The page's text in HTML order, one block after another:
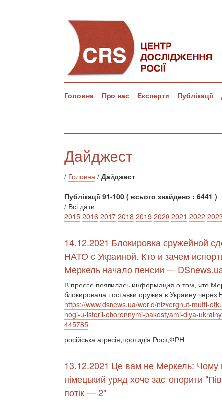
Головна Про нас Експерти Публікації
Дайджест
/ Головна / Дайджест
Публікації 91-100 ( всього знайдено : 6441 )
/ Всі дати
2015 2016 2017 2018 2019 2020 2021 2022
14.12.2021 Блокировка оружейной
НАТО с Украиной. Кто и зачем
Меркель начало пенсии —
В прессе появилась информация о том, что
блокировала поставки оружия в Украину через
https://www.dsnews.ua/world/nizvergnut-mutti-
nogi-u-istorii-oboronnymi-pakostyami-dlya-
445785
російська агресія,протидія Росії,ФРН
13.12.2021 Це вам не Меркель: Чому
німецький уряд хоче застопорити
потік — 2"